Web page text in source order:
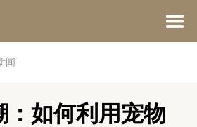
闻
：如何利用宠物